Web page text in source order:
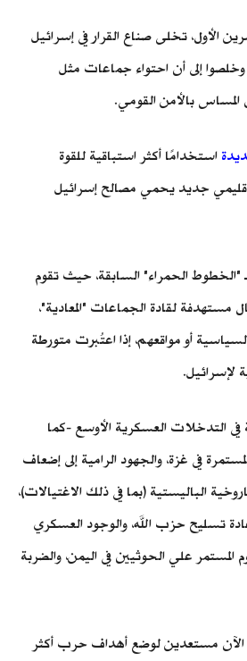
الأول، تخلى صناع القرار في إسرائيل
وخلصوا إلى أن احتواء جماعات مثل
بالأمن القومي.
استخدامًا أكثر استباقية للقوة
جديد يحمي مصالح إسرائيل
"الخطوط الحمراء" السابقة، حيث تقوم
مستهدفة لقادة الجماعات "المعادية"،
أو مواقعهم، إذا اعتُبرت متورطة
لإسرائيل.
التدخلات العسكرية الأوسع -كما
في غزة، والجهود الرامية إلى إضعاف
الباليستية (بما في ذلك الاغتيالات)،
تسليح حزب الله، والوجود العسكري
المستمر علي الحوثيين في اليمن، والضربة
الآن مستعدين لوضع أهداف حرب أكثر